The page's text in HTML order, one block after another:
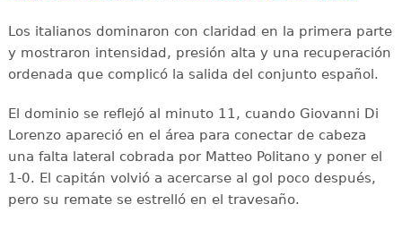
Los italianos dominaron con claridad en la primera parte
y mostraron intensidad, presión alta y una recuperación
ordenada que complicó la salida del conjunto español.
El dominio se reflejó al minuto 11, cuando Giovanni Di
Lorenzo apareció en el área para conectar de cabeza
una falta lateral cobrada por Matteo Politano y poner el
1-0. El capitán volvió a acercarse al gol poco después,
pero su remate se estrelló en el travesaño.